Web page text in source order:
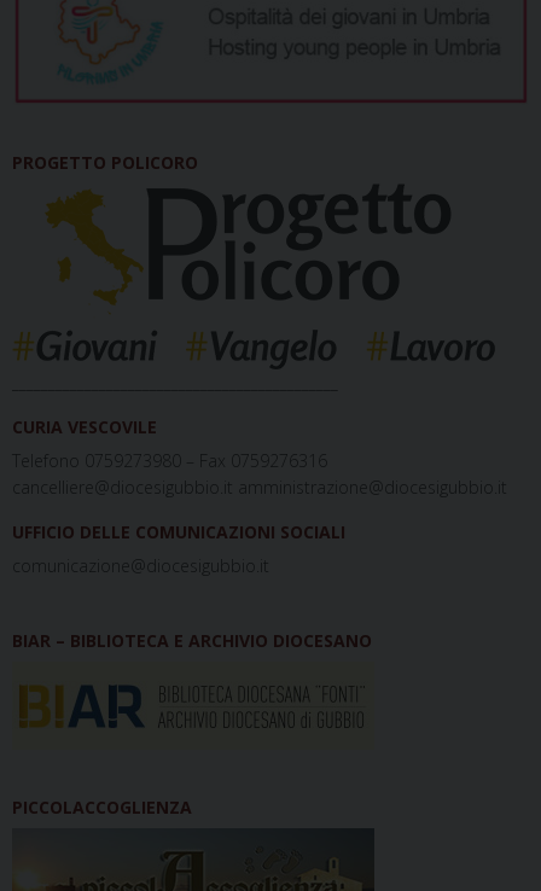
PROGETTO POLICORO
CURIA VESCOVILE
Telefono 0759273980 – Fax 0759276316
cancelliere@diocesigubbio.it amministrazione@diocesigubbio.it
UFFICIO DELLE COMUNICAZIONI SOCIALI
comunicazione@diocesigubbio.it
BIAR – BIBLIOTECA E ARCHIVIO DIOCESANO
PICCOLACCOGLIENZA